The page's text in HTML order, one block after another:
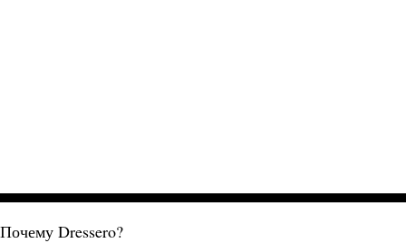
Почему Dressero?